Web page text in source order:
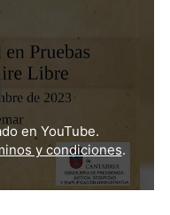
en YouTube.
y condicionesde
(Se
.